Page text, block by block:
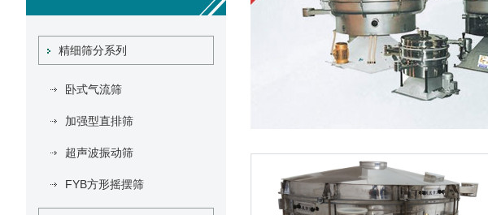
精细筛分系列
卧式气流筛
加强型直排筛
超声波振动筛
FYB方形摇摆筛